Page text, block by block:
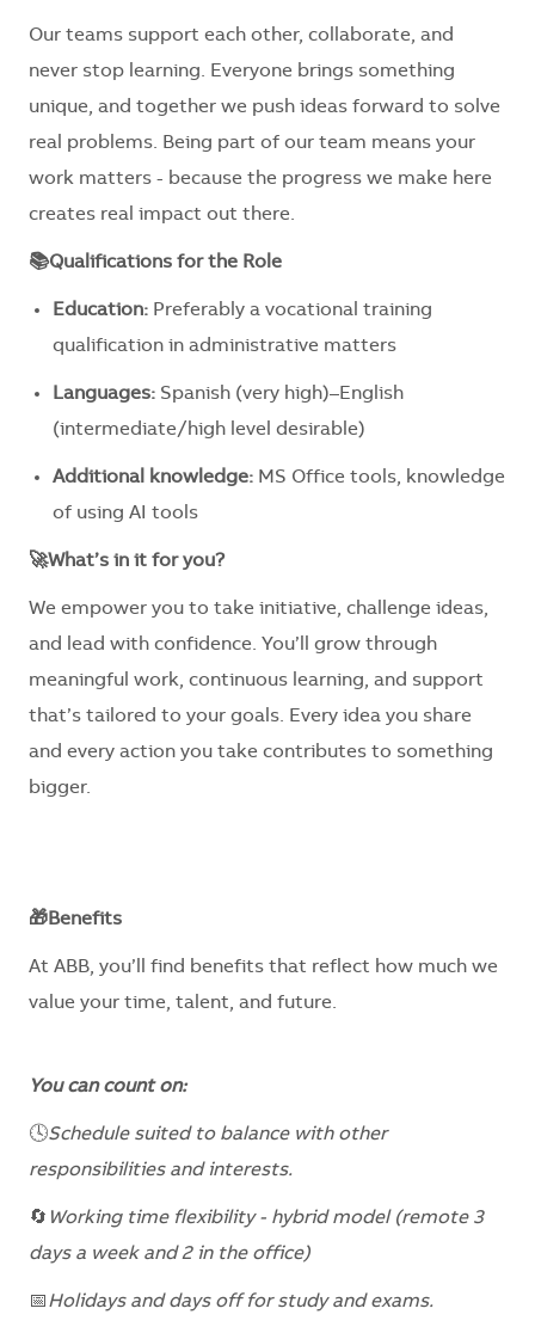
Our teams support each other, collaborate, and
never stop learning. Everyone brings something
unique, and together we push ideas forward to solve
real problems. Being part of our team means your
work matters - because the progress we make here
creates real impact out there.
📚Qualifications for the Role
Education: Preferably a vocational training
qualification in administrative matters
Languages: Spanish (very high)–English
(intermediate/high level desirable)
Additional knowledge: MS Office tools, knowledge
of using AI tools
🚀What’s in it for you?
We empower you to take initiative, challenge ideas,
and lead with confidence. You’ll grow through
meaningful work, continuous learning, and support
that’s tailored to your goals. Every idea you share
and every action you take contributes to something
bigger.
🎁Benefits
At ABB, you’ll find benefits that reflect how much we
value your time, talent, and future.
You can count on:
🕓Schedule suited to balance with other
responsibilities and interests.
🔄 Working time flexibility - hybrid model (remote 3
days a week and 2 in the office)
📅 Holidays and days off for study and exams.